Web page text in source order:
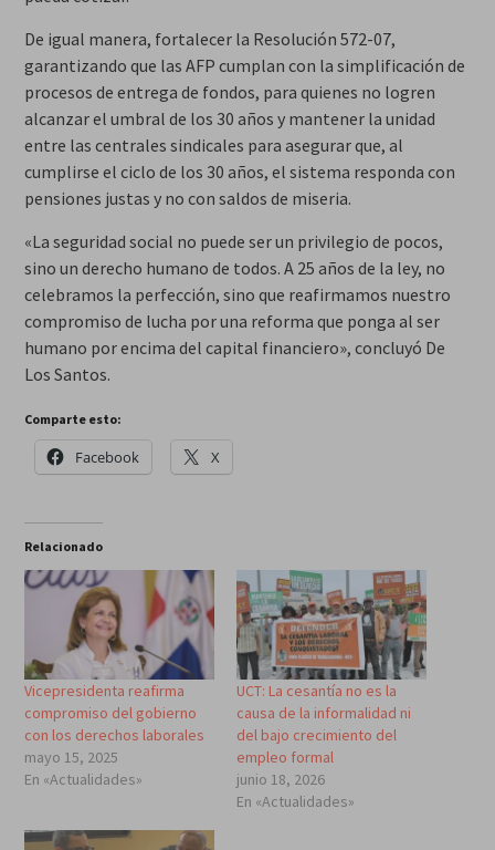
De igual manera, fortalecer la Resolución 572-07,
garantizando que las AFP cumplan con la simplificación de
procesos de entrega de fondos, para quienes no logren
alcanzar el umbral de los 30 años y mantener la unidad
entre las centrales sindicales para asegurar que, al
cumplirse el ciclo de los 30 años, el sistema responda con
pensiones justas y no con saldos de miseria.
«La seguridad social no puede ser un privilegio de pocos,
sino un derecho humano de todos. A 25 años de la ley, no
celebramos la perfección, sino que reafirmamos nuestro
compromiso de lucha por una reforma que ponga al ser
humano por encima del capital financiero», concluyó De
Los Santos.
Comparte esto:
Facebook X
Relacionado
Vicepresidenta reafirma
compromiso del gobierno
con los derechos laborales
mayo 15, 2025
En «Actualidades»
UCT: La cesantía no es la
causa de la informalidad ni
del bajo crecimiento del
empleo formal
junio 18, 2026
En «Actualidades»